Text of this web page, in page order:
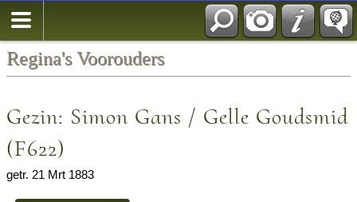
Regina's Voorouders
Gezin: Simon Gans / Gelle Goudsmid
(F622)
getr. 21 Mrt 1883